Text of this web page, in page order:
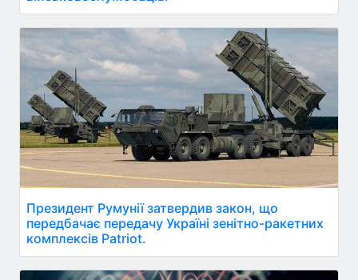
Президент Румунії затвердив закон, що
передбачає передачу Україні зенітно-ракетних
комплексів Patriot.